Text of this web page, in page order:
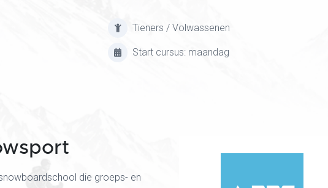
Tieners / Volwassenen
Start cursus: maandag
die groeps- en